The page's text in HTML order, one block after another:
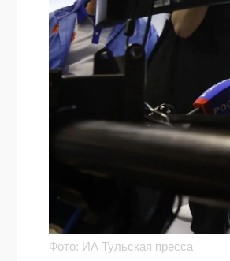
Фото: ИА Тульская пресса